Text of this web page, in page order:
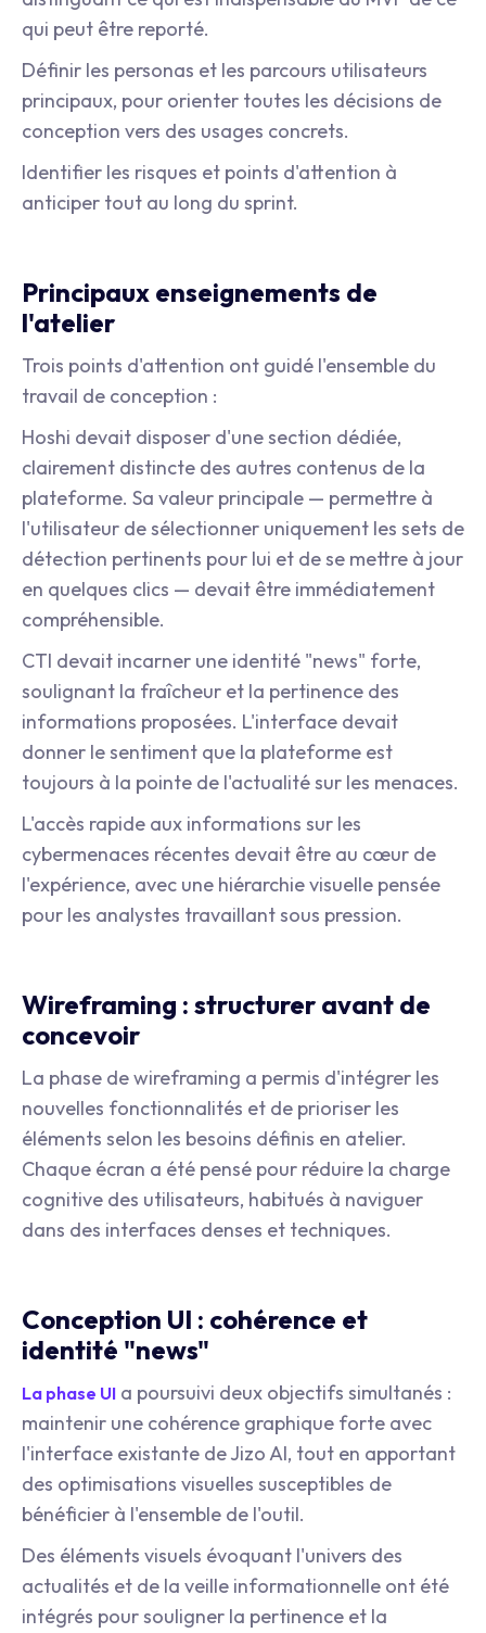
qui peut être reporté.
Définir les personas et les parcours utilisateurs
principaux, pour orienter toutes les décisions de
conception vers des usages concrets.
Identifier les risques et points d'attention à
anticiper tout au long du sprint.
Principaux enseignements de
l'atelier
Trois points d'attention ont guidé l'ensemble du
travail de conception :
Hoshi devait disposer d'une section dédiée,
clairement distincte des autres contenus de la
plateforme. Sa valeur principale — permettre à
l'utilisateur de sélectionner uniquement les sets de
détection pertinents pour lui et de se mettre à jour
en quelques clics — devait être immédiatement
compréhensible.
CTI devait incarner une identité "news" forte,
soulignant la fraîcheur et la pertinence des
informations proposées. L'interface devait
donner le sentiment que la plateforme est
toujours à la pointe de l'actualité sur les menaces.
L'accès rapide aux informations sur les
cybermenaces récentes devait être au cœur de
l'expérience, avec une hiérarchie visuelle pensée
pour les analystes travaillant sous pression.
Wireframing : structurer avant de
concevoir
La phase de wireframing a permis d'intégrer les
nouvelles fonctionnalités et de prioriser les
éléments selon les besoins définis en atelier.
Chaque écran a été pensé pour réduire la charge
cognitive des utilisateurs, habitués à naviguer
dans des interfaces denses et techniques.
Conception UI : cohérence et
identité "news"
La phase UI a poursuivi deux objectifs simultanés :
maintenir une cohérence graphique forte avec
l'interface existante de Jizo AI, tout en apportant
des optimisations visuelles susceptibles de
bénéficier à l'ensemble de l'outil.
Des éléments visuels évoquant l'univers des
actualités et de la veille informationnelle ont été
intégrés pour souligner la pertinence et la